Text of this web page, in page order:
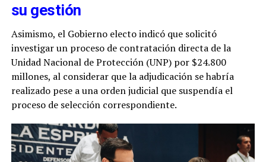
su gestión
Asimismo, el Gobierno electo indicó que solicitó
investigar un proceso de contratación directa de la
Unidad Nacional de Protección (UNP) por $24.800
millones, al considerar que la adjudicación se habría
realizado pese a una orden judicial que suspendía el
proceso de selección correspondiente.